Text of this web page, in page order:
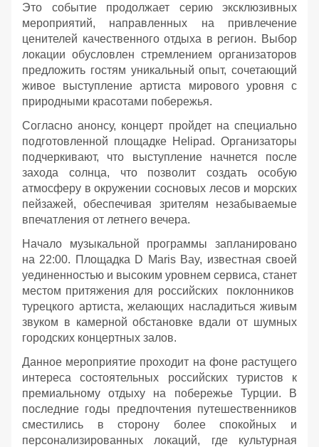
Это событие продолжает серию эксклюзивных
мероприятий, направленных на привлечение
ценителей качественного отдыха в регион. Выбор
локации обусловлен стремлением организаторов
предложить гостям уникальный опыт, сочетающий
живое выступление артиста мирового уровня с
природными красотами побережья.
Согласно анонсу, концерт пройдет на специально
подготовленной площадке Helipad. Организаторы
подчеркивают, что выступление начнется после
захода солнца, что позволит создать особую
атмосферу в окружении сосновых лесов и морских
пейзажей, обеспечивая зрителям незабываемые
впечатления от летнего вечера.
Начало музыкальной программы запланировано
на 22:00. Площадка D Maris Bay, известная своей
уединенностью и высоким уровнем сервиса, станет
местом притяжения для российских поклонников
турецкого артиста, желающих насладиться живым
звуком в камерной обстановке вдали от шумных
городских концертных залов.
Данное мероприятие проходит на фоне растущего
интереса состоятельных российских туристов к
премиальному отдыху на побережье Турции. В
последние годы предпочтения путешественников
сместились в сторону более спокойных и
персонализированных локаций, где культурная